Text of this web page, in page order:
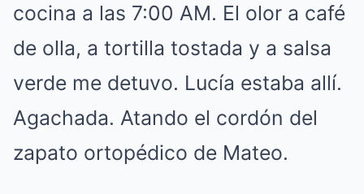
cocina a las 7:00 AM. El olor a café
de olla, a tortilla tostada y a salsa
verde me detuvo. Lucía estaba allí.
Agachada. Atando el cordón del
zapato ortopédico de Mateo.